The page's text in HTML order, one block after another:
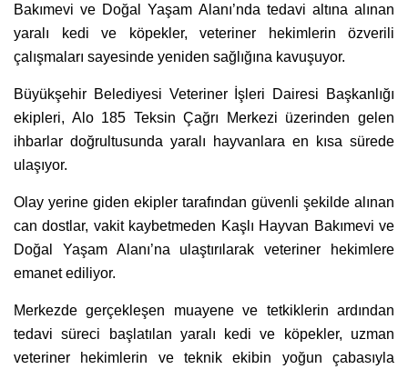
Bakımevi ve Doğal Yaşam Alanı’nda tedavi altına alınan
yaralı kedi ve köpekler, veteriner hekimlerin özverili
çalışmaları sayesinde yeniden sağlığına kavuşuyor.
Büyükşehir Belediyesi Veteriner İşleri Dairesi Başkanlığı
ekipleri, Alo 185 Teksin Çağrı Merkezi üzerinden gelen
ihbarlar doğrultusunda yaralı hayvanlara en kısa sürede
ulaşıyor.
Olay yerine giden ekipler tarafından güvenli şekilde alınan
can dostlar, vakit kaybetmeden Kaşlı Hayvan Bakımevi ve
Doğal Yaşam Alanı’na ulaştırılarak veteriner hekimlere
emanet ediliyor.
Merkezde gerçekleşen muayene ve tetkiklerin ardından
tedavi süreci başlatılan yaralı kedi ve köpekler, uzman
veteriner hekimlerin ve teknik ekibin yoğun çabasıyla